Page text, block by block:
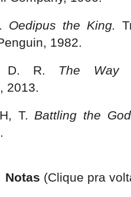
Oedipus the King.
1982.
D. R. The Way
2013.
T. Battling the
Notas (Clique pra